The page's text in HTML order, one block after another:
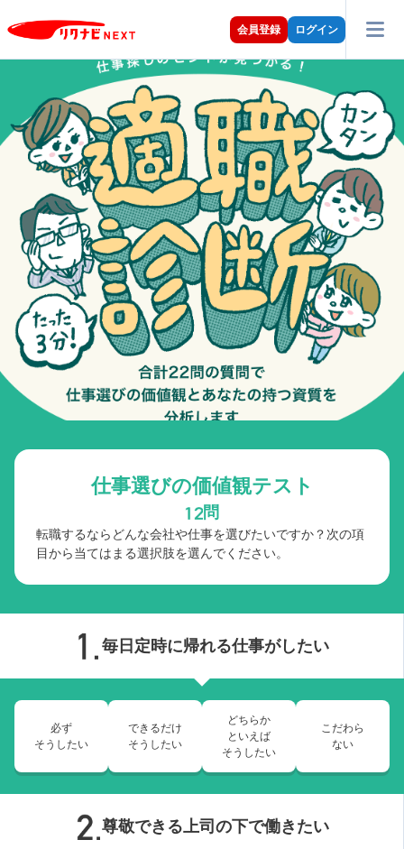
会員登録 ログイン
仕事選びの価値観テスト
問
転職するならどんな会社や仕事を選びたいですか？次の項
目から当てはまる選択肢を選んでください。
毎日定時に帰れる仕事がしたい
必ず
そうしたい
できるだけ
そうしたい
どちらか
といえば
そうしたい
こだわら
ない
尊敬できる上司の下で働きたい